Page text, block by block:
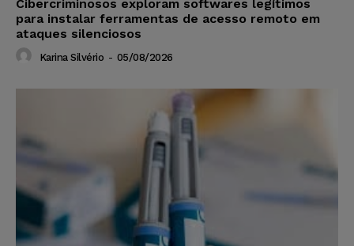
Cibercriminosos exploram softwares legítimos
para instalar ferramentas de acesso remoto em
ataques silenciosos
Karina Silvério - 05/08/2026